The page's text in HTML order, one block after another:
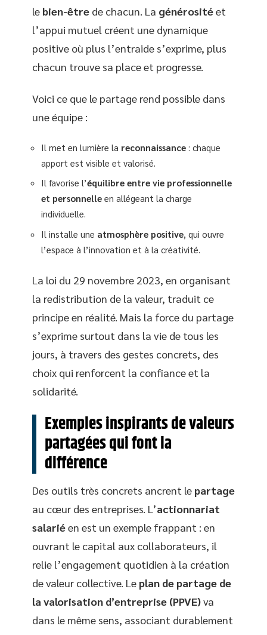
le bien-être de chacun. La générositéet
l’appui mutuel créent une dynamique
positive où plus l’entraide s’exprime, plus
chacun trouve sa place et progresse.
Voici ce que le partage rend possible dans
une équipe :
Il met en lumière la reconnaissance : chaque
apport est visible et valorisé.
Il favorise l’équilibre entre vie professionnelle
et personnelle en allégeant la charge
individuelle.
Il installe une atmosphère positive , qui ouvre
l’espace à l’innovation et à la créativité.
La loi du 29 novembre 2023, en organisant
la redistribution de la valeur, traduit ce
principe en réalité. Mais la force du partage
s’exprime surtout dans la vie de tous les
jours, à travers des gestes concrets, des
choix qui renforcent la confiance et la
solidarité.
Exemples inspirants de valeurs
partagées qui font la
différence
Des outils très concrets ancrent le partage
au cœur des entreprises. L’actionnariat
salariéen est un exemple frappant : en
ouvrant le capital aux collaborateurs, il
relie l’engagement quotidien à la création
de valeur collective. Le plan de partage de
la valorisation d’entreprise (PPVE)va
dans le même sens, associant durablement